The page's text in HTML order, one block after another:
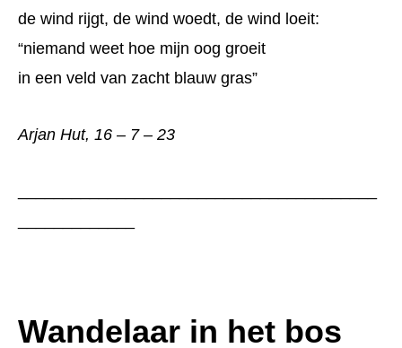
de wind rijgt, de wind woedt, de wind loeit:
“niemand weet hoe mijn oog groeit
in een veld van zacht blauw gras”
Arjan Hut, 16 – 7 – 23
Wandelaar in het bos